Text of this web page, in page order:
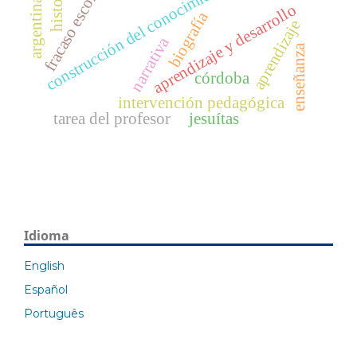
intervención pedagógica
aprendizaje y desarrollo
construcción del conocimiento
tarea del profesor
enseñanza
aprendizaje
fracaso escolar biografía
narrativa
argentina
córdoba
jesuítas
Idioma
English
Español
Português